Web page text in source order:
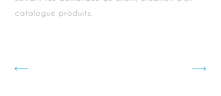
catalogue produits.